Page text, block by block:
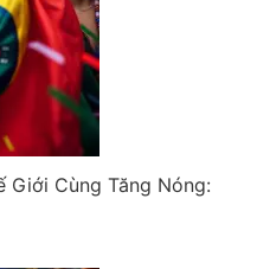
Giới Cùng Tăng Nóng: